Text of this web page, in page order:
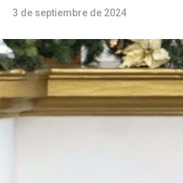
3 de septiembre de 2024